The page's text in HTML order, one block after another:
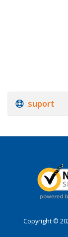
suport
Copyright ©